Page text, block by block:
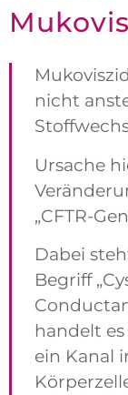
nicht
Ursache
„CFTR-
Dabei
Begriff
handelt
ein Kanal